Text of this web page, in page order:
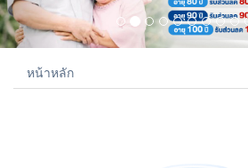
หน้าหลัก